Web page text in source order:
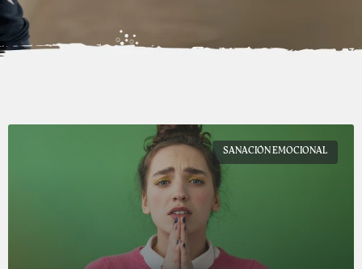
SANACIÓN EMOCIONAL